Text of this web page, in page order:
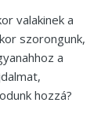
valakinek a
szorongunk,
a
hozzá?